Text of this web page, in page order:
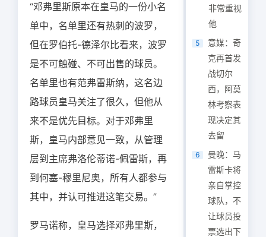
“邓弗里斯原本在皇马的一份小名
单中，名单里还有热刺的波罗，
但在罗伯托-德泽尔比看来，波罗
是不可触碰、不可出售的球员。
名单里也有范弗雷斯纳，这名边
路球员皇马关注了很久，但他从
来不是优先目标。对于邓弗里
斯，皇马内部意见一致，从管理
层到主席弗洛伦蒂诺-佩雷斯，再
到何塞-穆里尼奥，所有人都参与
其中，并认可推进这笔交易。”
罗马诺称，皇马选择邓弗里斯，
非常重视
他
5
意媒：奇
克再首发
战切尔
西，阿莫
林考察表
现决定其
去留
6
曼晚：马
雷斯卡将
亲自掌控
球队，不
让球员投
票选出下